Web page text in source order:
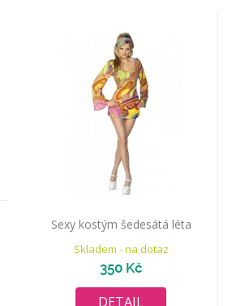
Sexy kostým šedesátá léta
Skladem - na dotaz
350 Kč
DETAIL